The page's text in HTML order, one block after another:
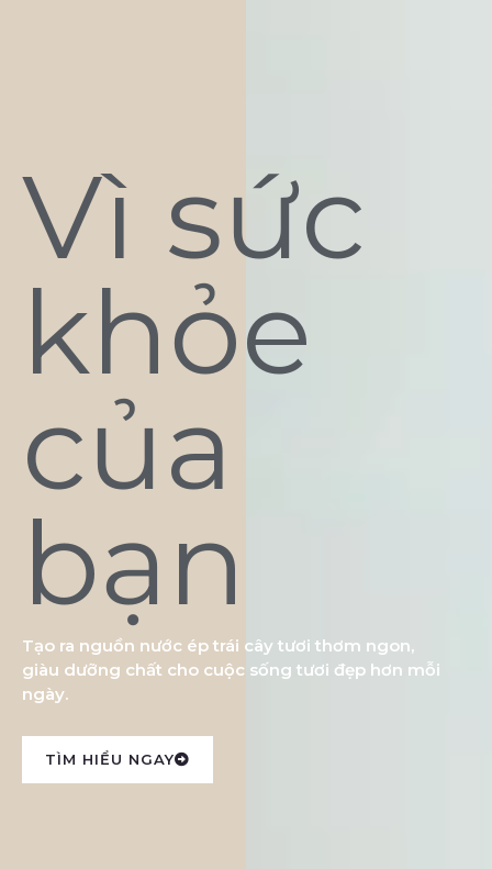
Vì sức
khỏe
của
bạn
Tạo ra nguồn nước ép trái cây tươi thơm ngon,
giàu dưỡng chất cho cuộc sống tươi đẹp hơn mỗi
ngày.
TÌM HIỂU NGAY